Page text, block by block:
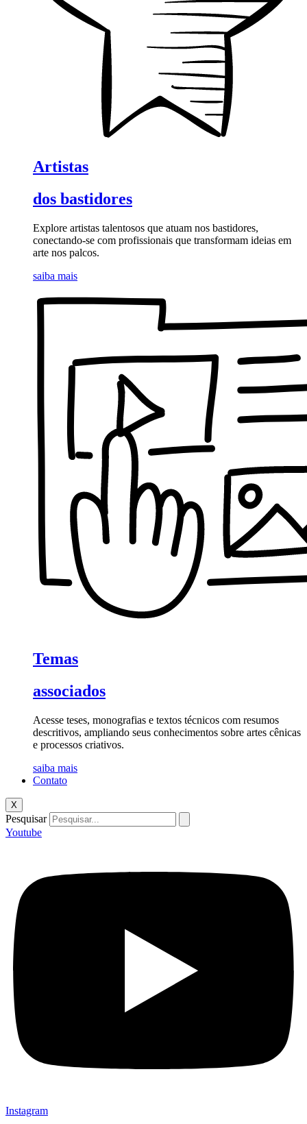
Artistas
dos bastidores
Explore artistas talentosos que atuam nos bastidores,
conectando-se com profissionais que transformam ideias em
arte nos palcos.
saiba mais
Temas
associados
Acesse teses, monografias e textos técnicos com resumos
descritivos, ampliando seus conhecimentos sobre artes cênicas
e processos criativos.
saiba mais
Contato
X
Pesquisar
Youtube
Instagram